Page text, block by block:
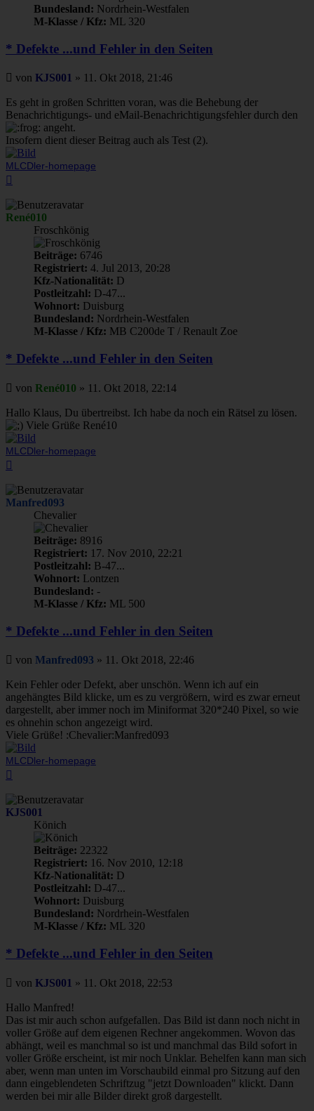
Bundesland: Nordrhein-Westfalen
M-Klasse / Kfz: ML 320
* Defekte ...und Fehler in den Seiten
Beitrag
von KJS001 » 11. Okt 2018, 21:46
Es geht in großen Schritten voran, was die Behebung der
Benachrichtigungs- und eMail-Benachrichtigungsfehler durch den
angeht.
Insofern dient dieser Beitrag auch als Test (2).
MLCDler-homepage
René010
Froschkönig
Beiträge: 6746
Registriert: 4. Jul 2013, 20:28
Kfz-Nationalität: D
Postleitzahl: D-47...
Wohnort: Duisburg
Bundesland: Nordrhein-Westfalen
M-Klasse / Kfz: MB C200de T / Renault Zoe
* Defekte ...und Fehler in den Seiten
Beitrag
von René010 » 11. Okt 2018, 22:14
Hallo Klaus, Du übertreibst. Ich habe da noch ein Rätsel zu lösen.
Viele Grüße René10
MLCDler-homepage
Manfred093
Chevalier
Beiträge: 8916
Registriert: 17. Nov 2010, 22:21
Postleitzahl: B-47...
Wohnort: Lontzen
Bundesland: -
M-Klasse / Kfz: ML 500
* Defekte ...und Fehler in den Seiten
Beitrag
von Manfred093 » 11. Okt 2018, 22:46
Kein Fehler oder Defekt, aber unschön. Wenn ich auf ein
angehängtes Bild klicke, um es zu vergrößern, wird es zwar erneut
dargestellt, aber immer noch im Miniformat 320*240 Pixel, so wie
es ohnehin schon angezeigt wird.
Viele Grüße! :Chevalier:Manfred093
MLCDler-homepage
KJS001
Könich
Beiträge: 22322
Registriert: 16. Nov 2010, 12:18
Kfz-Nationalität: D
Postleitzahl: D-47...
Wohnort: Duisburg
Bundesland: Nordrhein-Westfalen
M-Klasse / Kfz: ML 320
* Defekte ...und Fehler in den Seiten
Beitrag
von KJS001 » 11. Okt 2018, 22:53
Hallo Manfred!
Das ist mir auch schon aufgefallen. Das Bild ist dann noch nicht in
voller Größe auf dem eigenen Rechner angekommen. Wovon das
abhängt, weil es manchmal so ist und manchmal das Bild sofort in
voller Größe erscheint, ist mir noch Unklar. Behelfen kann man sich
aber, wenn man unten im Vorschaubild einmal pro Sitzung auf den
dann eingeblendeten Schriftzug "jetzt Downloaden" klickt. Dann
werden bei mir alle Bilder direkt groß dargestellt.